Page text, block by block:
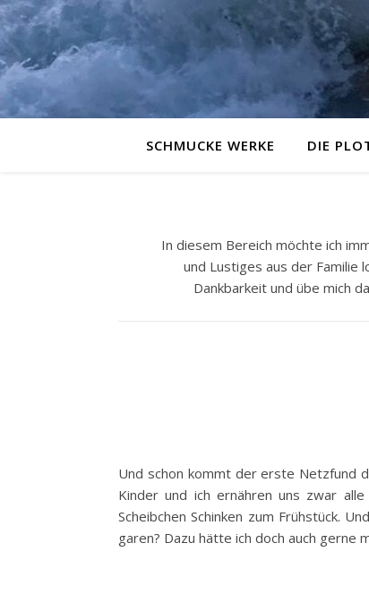
SCHMUCKE WERKE DIE
In diesem Bereich möchte ich
und Lustiges aus der Familie
Dankbarkeit und übe mich
Und schon kommt der erste Netzfund
Kinder und ich ernähren uns zwar
Scheibchen Schinken zum Frühstück.
garen? Dazu hätte ich doch auch gerne